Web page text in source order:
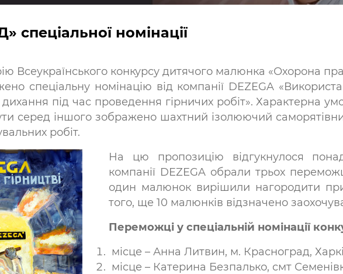
спеціальної номінації
Всеукраїнського конкурсу дитячого малюнка «Охорона
спеціальну номінацію від компанії DEZEGA
дихання під час проведення гірничих робіт». Характерна
серед іншого зображено шахтний ізолюючий
робіт.
На цю пропозицію відгукнулося
компанії DEZEGA обрали трьох
один малюнок вирішили нагородити
того, ще 10 малюнків відзначено
Переможці у спеціальній номінації
місце – Анна Литвин, м. Красноград,
місце – Катерина Безпалько, смт